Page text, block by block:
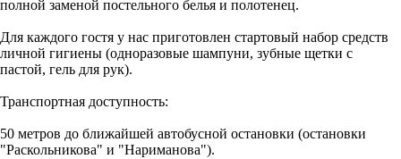
полной заменой постельного белья и полотенец.
Для каждого гостя у нас приготовлен стартовый набор средств
личной гигиены (одноразовые шампуни, зубные щетки с
пастой, гель для рук).
Транспортная доступность:
50 метров до ближайшей автобусной остановки (остановки
"Раскольникова" и "Нариманова").